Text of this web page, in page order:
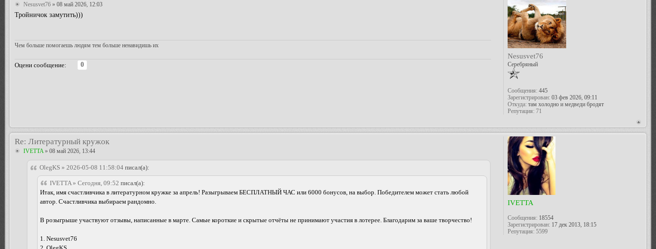
Nesusvet76 » 08 май 2026, 12:03
Тройничок замутить)))
Чем больше помогаешь людям тем больше ненавидишь их
Оцени сообщение: 0
Nesusvet76
Серебряный
Сообщения:445
Зарегистрирован:03 фев 2026, 09:11
Откуда:там холодно и медведи бродят
Репутация: 71
Re: Литературный кружок
IVETTA » 08 май 2026, 13:44
OlegKS » 2026-05-08 11:58:04 писал(а):
IVETTA » Сегодня, 09:52 писал(а):
Итак, имя счастливчика в литературном кружке за апрель! Разыгрываем БЕСПЛАТНЫЙ ЧАС или 6000 бонусов, на выбор. Победителем может стать любой
автор. Счастливчика выбираем рандомно.
В розыгрыше участвуют отзывы, написанные в марте. Самые короткие и скрытые отчёты не принимают участия в лотерее. Благодарим за ваше творчество!
1. Nesusvet76
2. OlegKS
IVETTA
Сообщения:18554
Зарегистрирован:17 дек 2013, 18:15
Репутация: 5599